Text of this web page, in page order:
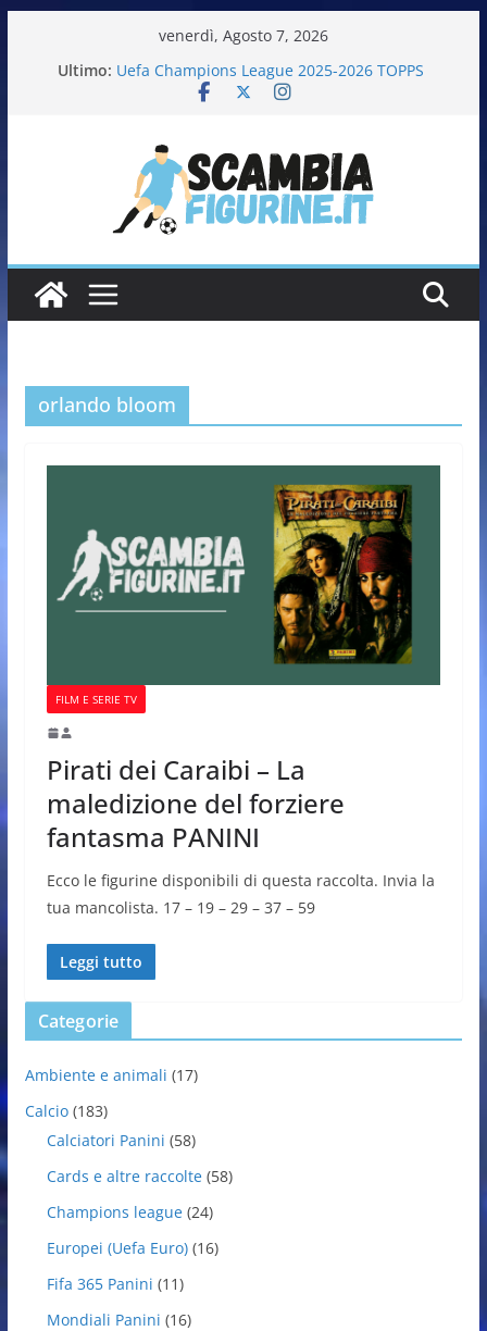
venerdì, Agosto 7, 2026
Ultimo: Uefa Champions League 2025-2026 TOPPS
Fifa World Cup 2026 PANINI
Calciatori Serie B BKT 2025-2026 PANINI
orlando bloom
FILM E SERIE TV
Pirati dei Caraibi – La
maledizione del forziere
fantasma PANINI
Ecco le figurine disponibili di questa raccolta. Invia la
tua mancolista. 17 – 19 – 29 – 37 – 59
Leggi tutto
Categorie
Ambiente e animali (17)
Calcio(183)
Calciatori Panini (58)
Cards e altre raccolte(58)
Champions league(24)
Europei (Uefa Euro)(16)
Fifa 365 Panini (11)
Mondiali Panini (16)